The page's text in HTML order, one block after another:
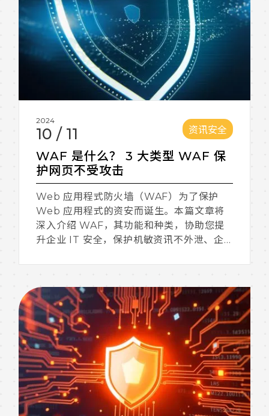
2024
10/ 11 资讯安全
WAF 是什么？ 3 大类型 WAF 保
护网页不受攻击
Web 应用程式防火墙（WAF）为了保护
Web 应用程式的资安而诞生。本篇文章将
深入介绍 WAF，其功能和种类，协助您提
升企业 IT 安全，保护机敏资讯不外泄、企